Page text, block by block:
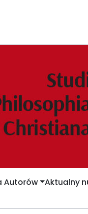
Autorów Aktualny